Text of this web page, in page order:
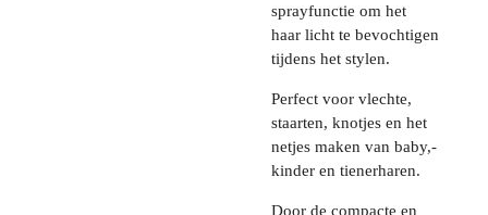
sprayfunctie om het
haar licht te bevochtigen
tijdens het stylen.
Perfect voor vlechte,
staarten, knotjes en het
netjes maken van baby,-
kinder en tienerharen.
Door de compacte en